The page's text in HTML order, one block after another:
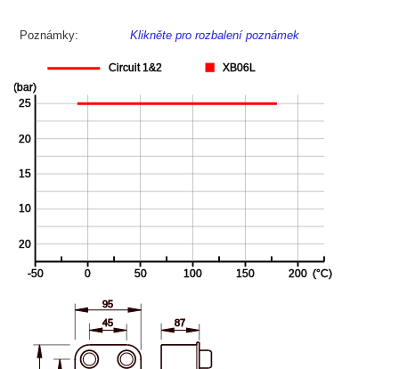
Poznámky: Klikněte pro rozbalení poznámek